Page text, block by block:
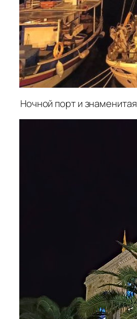
Ночной порт и знаменитая